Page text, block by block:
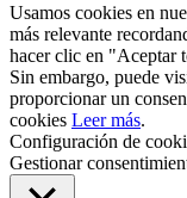
Usamos cookies en
más relevante
hacer clic en "Aceptar
Sin embargo, puede
proporcionar un
cookies Leer más.
Configuración de
Gestionar